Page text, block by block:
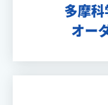
多摩
オー